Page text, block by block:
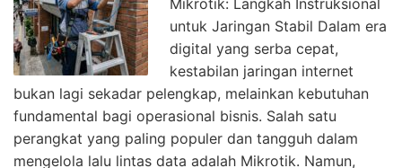
untuk Jaringan Stabil Dalam era
digital yang serba cepat,
kestabilan jaringan internet
bukan lagi sekadar pelengkap, melainkan kebutuhan
fundamental bagi operasional bisnis. Salah satu
perangkat yang paling populer dan tangguh dalam
mengelola lalu lintas data adalah Mikrotik. Namun,